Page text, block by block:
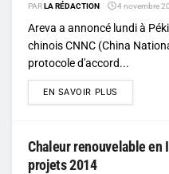
PARLA RÉDACTION 4 novembre
Areva a annoncé lundi à
chinois CNNC (China
protocole d'accord...
EN SAVOIR PLUS
Chaleur renouvelable en
projets 2014